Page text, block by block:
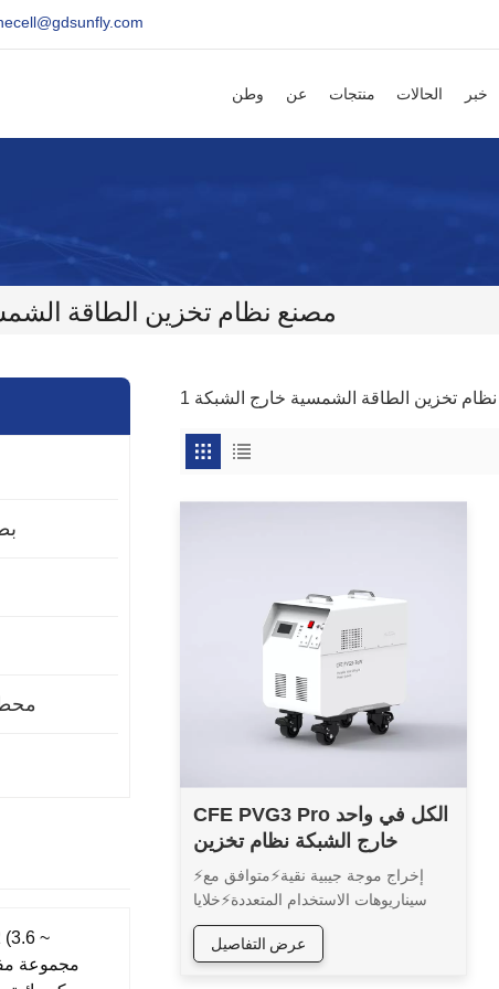
وطن عن منتجات الحالات خبر
مصنع نظام تخزين الطاقة
CFE PVG3 Pro الكل في واحد
خارج الشبكة نظام تخزين
الطاقة الشمسية⚡إخراج موجة جيبية نقية⚡متوافق مع
سيناريوهات الاستخدام المتعددة⚡خلايا
ليثيوم أيون⚡وسائل حماية متعددة
للسلامة⚡مخرج ومدخل عالي الطاقة
عرض التفاصيل
(3.6 ~